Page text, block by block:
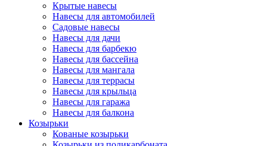
Крытые навесы
Навесы для автомобилей
Садовые навесы
Навесы для дачи
Навесы для барбекю
Навесы для бассейна
Навесы для мангала
Навесы для террасы
Навесы для крыльца
Навесы для гаража
Навесы для балкона
Козырьки
Кованые козырьки